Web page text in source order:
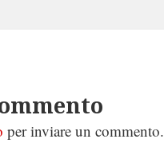
per inviare un commento.